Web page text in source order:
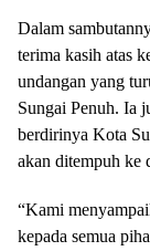
Dalam
terima kasih atas
undangan yang
Sungai Penuh. Ia
berdirinya Kota
akan ditempuh ke
“Kami
kepada semua